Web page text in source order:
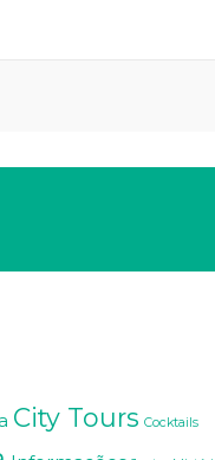
City Tours Cocktails